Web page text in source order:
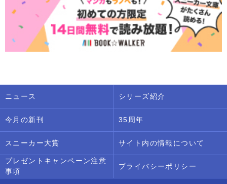
ニュース シリーズ紹介
今月の新刊 35周年
スニーカー大賞 サイト内の情報について
プレゼントキャンペーン注意
事項
プライバシーポリシー